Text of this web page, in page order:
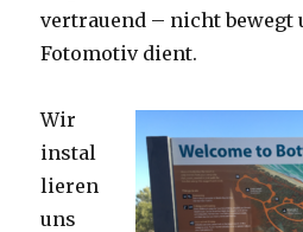
vertrauend – nicht bewegt
Fotomotiv dient.
Wir
instal
lieren
uns